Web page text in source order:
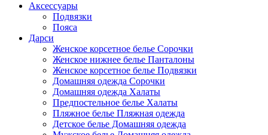
Аксессуары
Подвязки
Пояса
Дарси
Женское корсетное белье Сорочки
Женское нижнее белье Панталоны
Женское корсетное белье Подвязки
Домашняя одежда Сорочки
Домашняя одежда Халаты
Предпостельное белье Халаты
Пляжное белье Пляжная одежда
Детское белье Домашняя одежда